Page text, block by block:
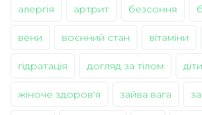
алергія артрит безсоння
вени воєнний стан вітаміни
гідратація догляд за тілом діти
жіноче здоров'я зайва вага